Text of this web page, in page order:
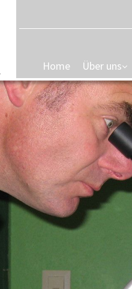
Home Über uns